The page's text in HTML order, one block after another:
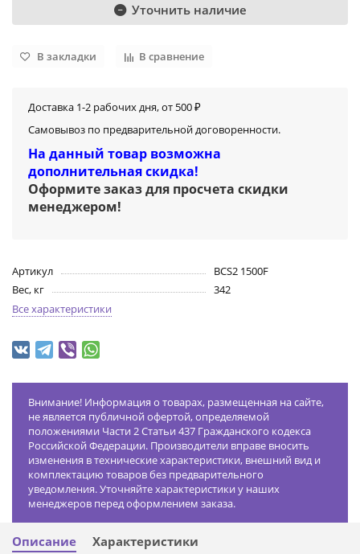
Уточнить наличие
В закладки В сравнение
Доставка 1-2 рабочих дня, от 500 ₽
Самовывоз по предварительной договоренности.
На данный товар возможна
дополнительная скидка!
Оформите заказ для просчета скидки
менеджером!
Артикул
BCS2 1500F
Вес, кг
342
Все характеристики
Внимание! Информация о товарах, размещенная на сайте,
не является публичной офертой, определяемой
положениями Части 2 Статьи 437 Гражданского кодекса
Российской Федерации. Производители вправе вносить
изменения в технические характеристики, внешний вид и
комплектацию товаров без предварительного
уведомления. Уточняйте характеристики у наших
менеджеров перед оформлением заказа.
Описание Характеристики